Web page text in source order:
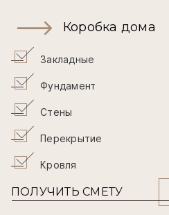
Коробка дома
Закладные
Фундамент
Стены
Перекрытие
Кровля
ПОЛУЧИТЬ СМЕТУ